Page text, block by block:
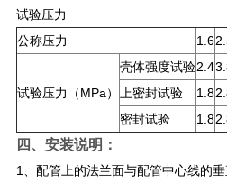
试验压力
公称压力
1.6
试验压力（MPa）
壳体强度试验2.4
上密封试验
1.8
密封试验
1.8
四、安装说明：
1、配管上的法兰面与配管中心线的